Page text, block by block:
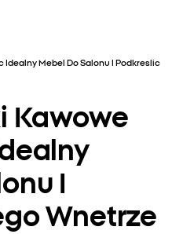
Mebel Do Salonu I Podkreslic
Kawowe
I
Wnetrze